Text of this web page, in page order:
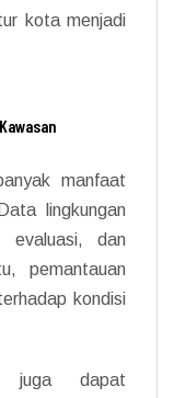
kota menjadi
manfaat
lingkungan
evaluasi, dan
pemantauan
kondisi
juga dapat